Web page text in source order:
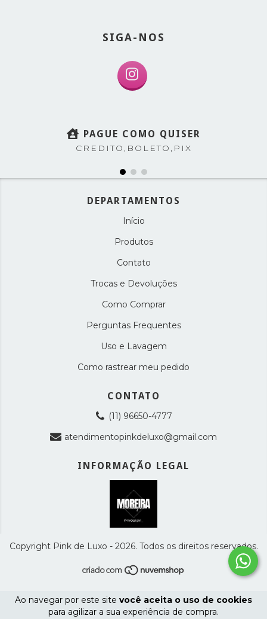
Ao navegar por este site você aceita o uso de cookies
para agilizar a sua experiência de compra.
SIGA-NOS
PAGUE COMO QUISER
CREDITO,BOLETO,PIX
DEPARTAMENTOS
Início
Produtos
Contato
Trocas e Devoluções
Como Comprar
Perguntas Frequentes
Uso e Lavagem
Como rastrear meu pedido
CONTATO
(11) 96650-4777
atendimentopinkdeluxo@gmail.com
INFORMAÇÃO LEGAL
Copyright Pink de Luxo - 2026. Todos os direitos reservados.